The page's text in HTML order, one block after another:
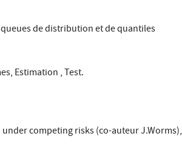
de distribution et de quantiles
Estimation , Test.
competing risks (co-auteur J.Worms),